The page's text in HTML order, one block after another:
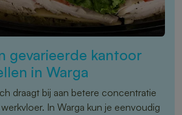
gevarieerde kantoor
in Warga
draagt bij aan betere concentratie
In Warga kun je eenvoudig